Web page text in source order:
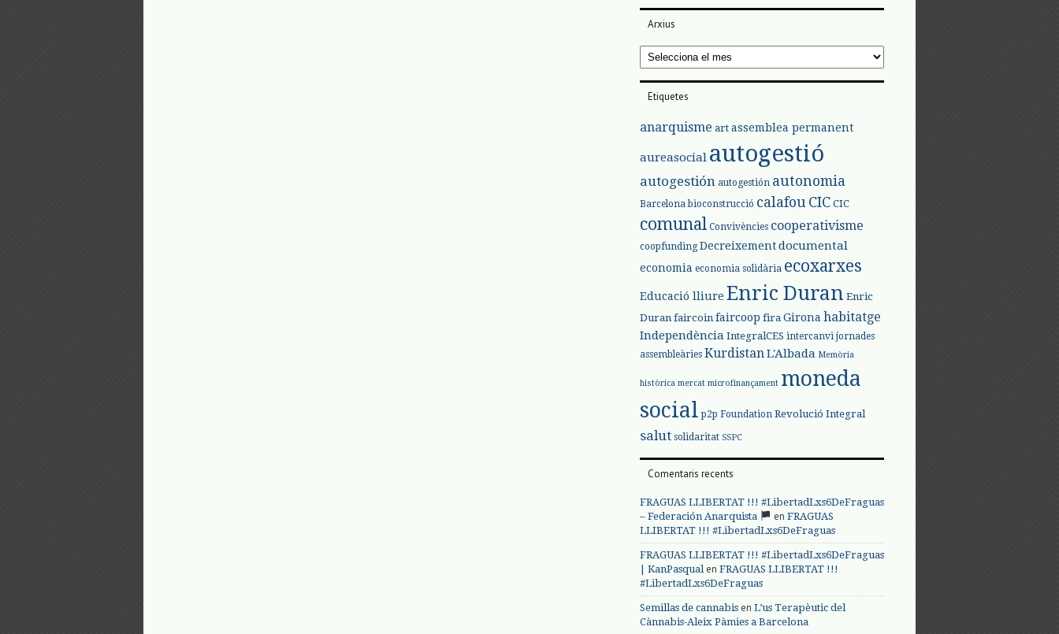
Arxius
Arxius
Etiquetes
anarquisme art assemblea permanent
aureasocial autogestió
autogestión autogestión autonomia
Barcelona bioconstrucció calafou CIC CIC
comunal Convivències cooperativisme
coopfunding Decreixementdocumental
economia economia solidària ecoxarxes
Educació lliure Enric Duran Enric
Duran faircoin faircoop fira Girona habitatge
Independència IntegralCES intercanvi jornades
assembleàries Kurdistan L'Albada Memòria
històrica mercat microfinançament moneda
social p2p Foundation Revolució Integral
salut solidaritat SSPC
Comentaris recents
FRAGUAS LLIBERTAT !!! #LibertadLxs6DeFraguas
– Federación Anarquista
en FRAGUAS
LLIBERTAT !!! #LibertadLxs6DeFraguas
FRAGUAS LLIBERTAT !!! #LibertadLxs6DeFraguas
| KanPasqualen FRAGUAS LLIBERTAT !!!
#LibertadLxs6DeFraguas
Semillas de cannabis en L’us Terapèutic del
Cànnabis-Aleix Pàmies a Barcelona